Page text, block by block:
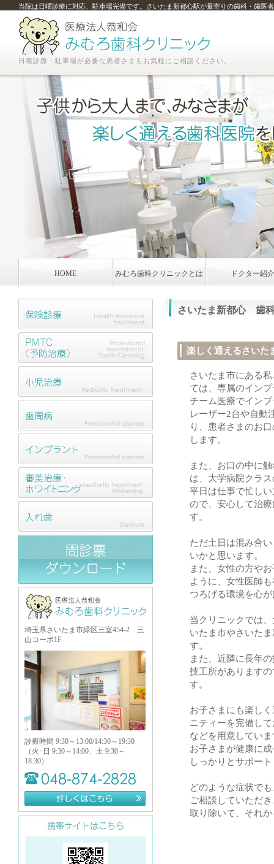
当院は日曜診療に対応、駐車場完備です。さいたま新都心駅が最寄りの歯科・歯医
日曜診療・駐車場が必要な患者さまもお気軽にご相談ください。
HOME みむろ歯科クリニックとは ドクター紹介
さいたま新都心 歯
楽しく通えるさいた
さいたま市にある
ては、専属のイン
チーム医療でイン
レーザー2台や自動
り、患者さまのお
します。
また、お口の中に
は、大学病院クラ
平日は仕事で忙し
ので、安心して治
す。
ただ土日は混み合
いかと思います。
また、女性の方や
ように、女性医師
つろげる環境を心
当クリニックでは
いたま市やさいた
す。
また、近隣に長年
技工所があります
す。
お子さまにも楽し
ニティーを完備し
などを用意してい
お子さまが健康に
しっかりとサポー
どのような症状で
ご相談していただ
取り除いて、それ
埼玉県さいたま市緑区三室454-2 三
山コーポ1F
診療時間 9:30～13:00/14:30～19:30
（火･日 9:30～14:00、土 9:30～
18:30）